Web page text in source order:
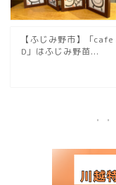
【ふじみ野市】「
D」はふじみ野苗...